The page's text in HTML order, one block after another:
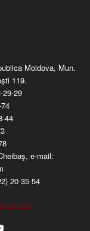
Moldova, Mun.
119.
29-29
44
e-mail:
20 35 54